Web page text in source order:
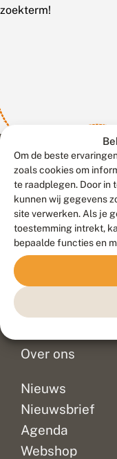
Om de beste
zoals cookies om
te raadplegen. Door in
kunnen wij gegevens
site verwerken. Als je
toestemming intrekt,
bepaalde functies en
zoekterm!
Contact
Veelgestelde
Doneer
Over ons
Nieuws
Nieuwsbrief
Agenda
Webshop
Meld
©
Duurzaam